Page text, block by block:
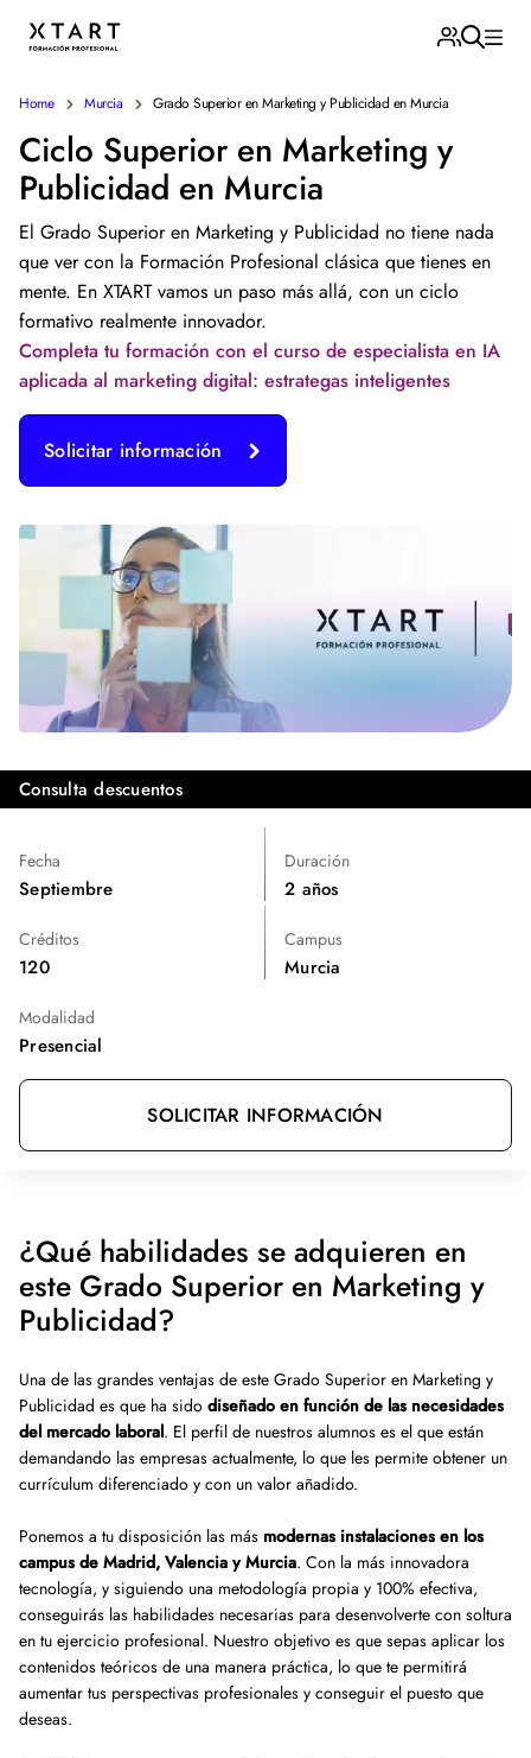
Home Murcia Grado Superior en Marketing y Publicidad en Murcia
Ciclo Superior en Marketing y
Publicidad en Murcia
El Grado Superior en Marketing y Publicidad no tiene nada
que ver con la Formación Profesional clásica que tienes en
mente. En XTART vamos un paso más allá, con un ciclo
formativo realmente innovador.
Completa tu formación con el curso de especialista en IA
aplicada al marketing digital: estrategas inteligentes
Solicitar información
Consulta descuentos
Fecha
Septiembre
Duración
2 años
Créditos
120
Campus
Murcia
Modalidad
Presencial
SOLICITAR INFORMACIÓN
¿Qué habilidades se adquieren en
este Grado Superior en Marketing y
Publicidad?
Una de las grandes ventajas de este Grado Superior en Marketing y
Publicidad es que ha sido diseñado en función de las necesidades
del mercado laboral. El perfil de nuestros alumnos es el que están
demandando las empresas actualmente, lo que les permite obtener un
currículum diferenciado y con un valor añadido.
Ponemos a tu disposición las más modernas instalaciones en los
campus de Madrid, Valencia y Murcia. Con la más innovadora
tecnología, y siguiendo una metodología propia y 100% efectiva,
conseguirás las habilidades necesarias para desenvolverte con soltura
en tu ejercicio profesional. Nuestro objetivo es que sepas aplicar los
contenidos teóricos de una manera práctica, lo que te permitirá
aumentar tus perspectivas profesionales y conseguir el puesto que
deseas.